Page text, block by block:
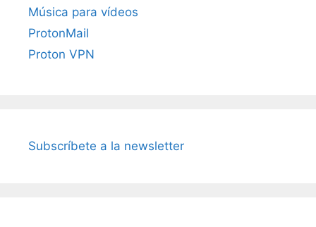
Música para vídeos
ProtonMail
Proton VPN
Subscríbete a la newsletter